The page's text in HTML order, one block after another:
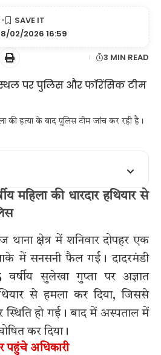
02/2026 16:59
3 MIN READ
की हत्या के बाद पुलिस टीम जांच कर रही है।
महिला की धारदार हथियार से
क्षेत्र में शनिवार दोपहर एक
में सनसनी फैल गई। दादरमंडी
सुलेखा गुप्ता पर अज्ञात
से हमला कर दिया, जिससे
स्थिति हो गई। बाद में अस्पताल में
कर दिया।
पहुंचे अधिकारी